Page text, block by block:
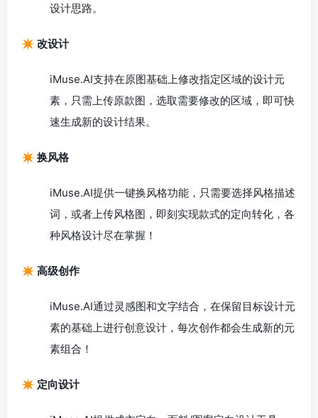
设计思路。
✴️ 改设计
iMuse.AI支持在原图基础上修改指定区域的设计元
素，只需上传原款图，选取需要修改的区域，即可快
速生成新的设计结果。
✴️ 换风格
iMuse.AI提供一键换风格功能，只需要选择风格描述
词，或者上传风格图，即刻实现款式的定向转化，各
种风格设计尽在掌握！
✴️ 高级创作
iMuse.AI通过灵感图和文字结合，在保留目标设计元
素的基础上进行创意设计，每次创作都会生成新的元
素组合！
✴️ 定向设计